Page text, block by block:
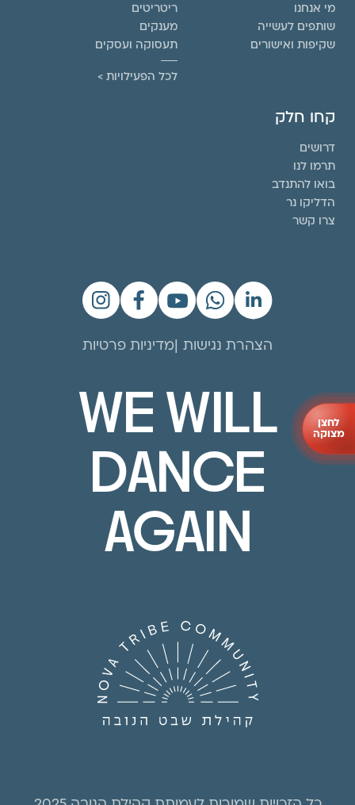
מי אנחנו
שותפים לעשייה
שקיפות ואישורים
ריטריטים
מענקים
תעסוקה ועסקים
לכל הפעילויות >
קחו חלק
דרושים
תרמו לנו
בואו להתנדב
הדליקו נר
צרו קשר
הצהרת נגישות מדיניות פרטיות
WE WILL
DANCE
AGAIN
לחצן
מצוקה